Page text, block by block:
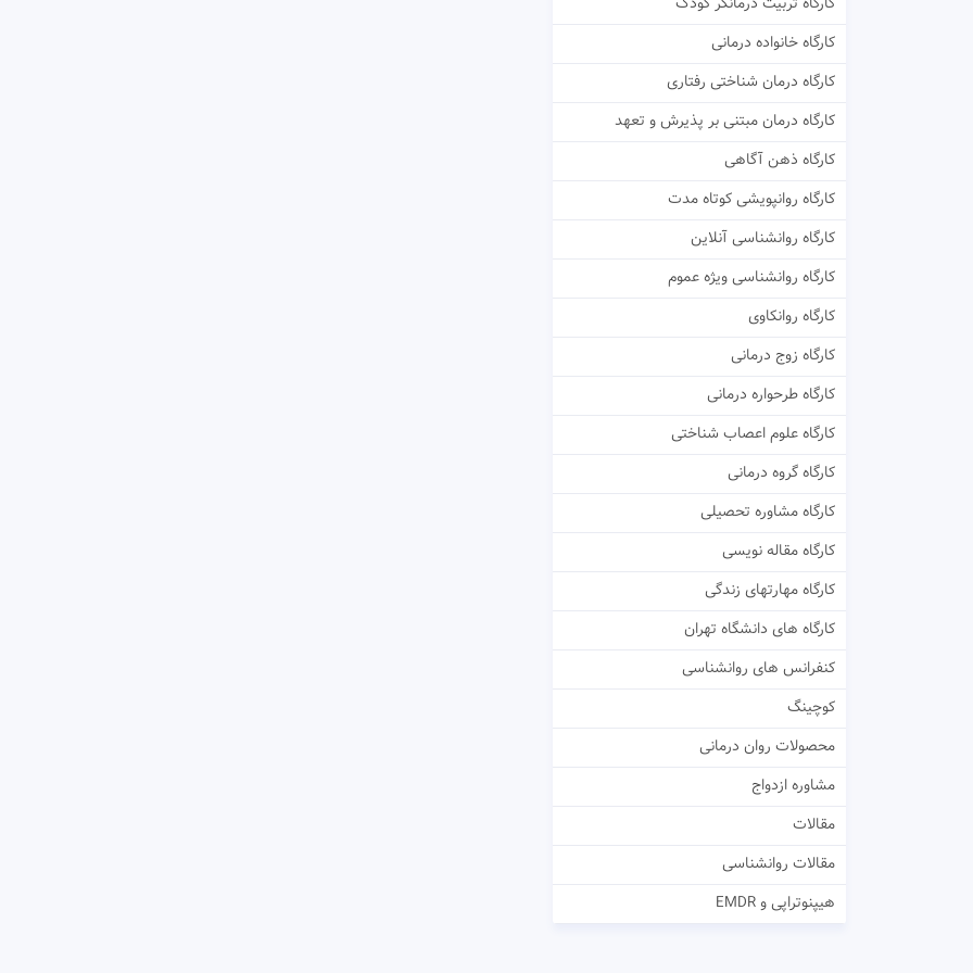
کارگاه خانواده درمانی
کارگاه درمان شناختی رفتاری
کارگاه درمان مبتنی بر پذیرش و تعهد
کارگاه ذهن آگاهی
کارگاه روانپویشی کوتاه مدت
کارگاه روانشناسی آنلاین
کارگاه روانشناسی ویژه عموم
کارگاه روانکاوی
کارگاه زوج درمانی
کارگاه طرحواره درمانی
کارگاه علوم اعصاب شناختی
کارگاه گروه درمانی
کارگاه مشاوره تحصیلی
کارگاه مقاله نویسی
کارگاه مهارتهای زندگی
کارگاه های دانشگاه تهران
کنفرانس های روانشناسی
کوچینگ
محصولات روان درمانی
مشاوره ازدواج
مقالات
مقالات روانشناسی
هیپنوتراپی و EMDR